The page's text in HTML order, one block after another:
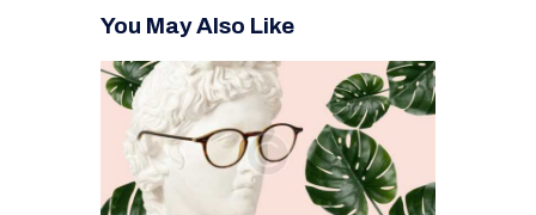
You May Also Like